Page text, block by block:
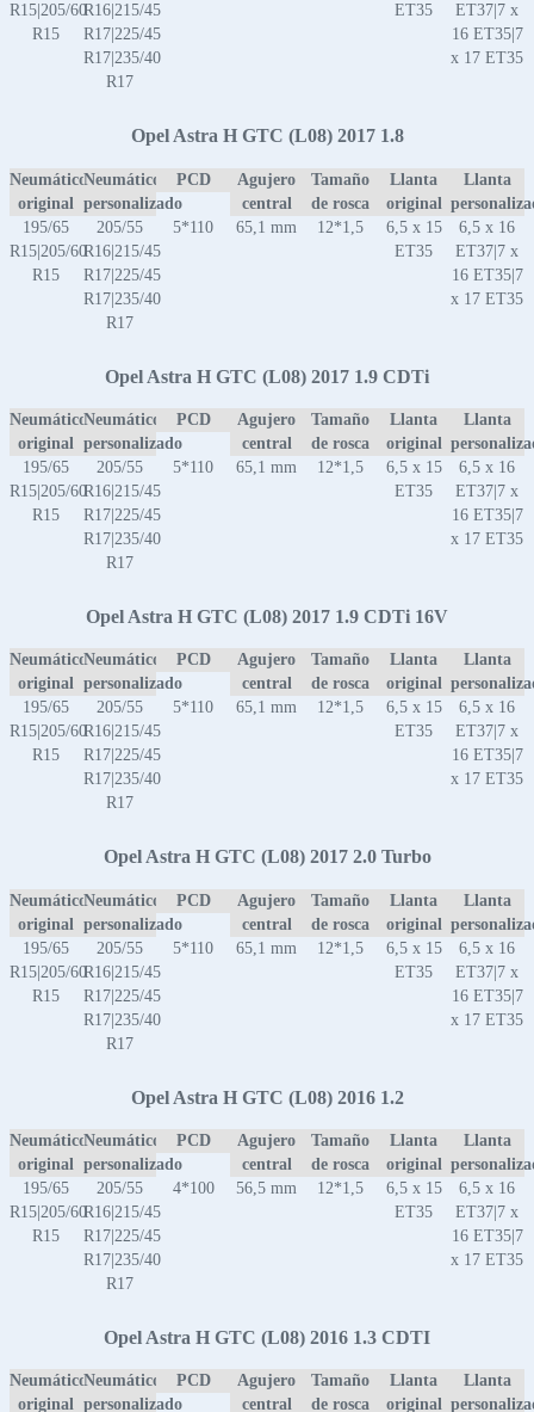
R15|205/60
R15
R16|215/45
R17|225/45
R17|235/40
R17
ET35
ET37|7 x
16 ET35|7
x 17 ET35
Opel Astra H GTC (L08) 2017 1.8
Neumático
original
Neumático
personalizado
PCD
Agujero
central
Tamaño
de rosca
Llanta
original
Llanta
195/65
R15|205/60
R15
205/55
R16|215/45
R17|225/45
R17|235/40
R17
5*110 65,1 mm 12*1,5
6,5 x 15
ET35
6,5 x 16
ET37|7 x
16 ET35|7
x 17 ET35
Opel Astra H GTC (L08) 2017 1.9 CDTi
Neumático
original
Neumático
personalizado
PCD
Agujero
central
Tamaño
de rosca
Llanta
original
Llanta
195/65
R15|205/60
R15
205/55
R16|215/45
R17|225/45
R17|235/40
R17
5*110 65,1 mm 12*1,5
6,5 x 15
ET35
6,5 x 16
ET37|7 x
16 ET35|7
x 17 ET35
Opel Astra H GTC (L08) 2017 1.9 CDTi 16V
Neumático
original
Neumático
personalizado
PCD
Agujero
central
Tamaño
de rosca
Llanta
original
Llanta
195/65
R15|205/60
R15
205/55
R16|215/45
R17|225/45
R17|235/40
R17
5*110 65,1 mm 12*1,5
6,5 x 15
ET35
6,5 x 16
ET37|7 x
16 ET35|7
x 17 ET35
Opel Astra H GTC (L08) 2017 2.0 Turbo
Neumático
original
Neumático
personalizado
PCD
Agujero
central
Tamaño
de rosca
Llanta
original
Llanta
195/65
R15|205/60
R15
205/55
R16|215/45
R17|225/45
R17|235/40
R17
5*110 65,1 mm 12*1,5
6,5 x 15
ET35
6,5 x 16
ET37|7 x
16 ET35|7
x 17 ET35
Opel Astra H GTC (L08) 2016 1.2
Neumático
original
Neumático
personalizado
PCD
Agujero
central
Tamaño
de rosca
Llanta
original
Llanta
195/65
R15|205/60
R15
205/55
R16|215/45
R17|225/45
R17|235/40
R17
4*100 56,5 mm 12*1,5
6,5 x 15
ET35
6,5 x 16
ET37|7 x
16 ET35|7
x 17 ET35
Opel Astra H GTC (L08) 2016 1.3 CDTI
Neumático
original
Neumático
personalizado
PCD
Agujero
central
Tamaño
de rosca
Llanta
original
Llanta